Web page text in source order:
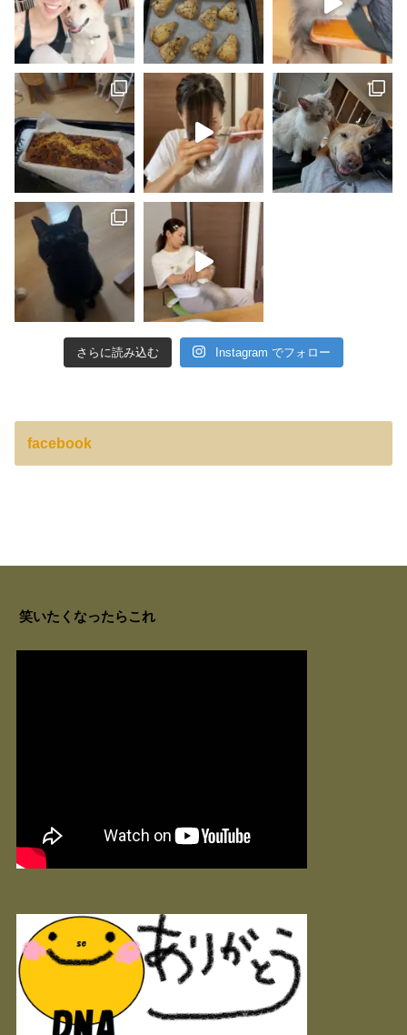
さらに読み込む Instagram でフォロー
facebook
笑いたくなったらこれ